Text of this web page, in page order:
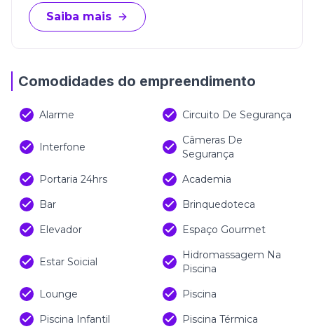
Saiba mais
Comodidades do empreendimento
Alarme Circuito De Segurança
Interfone
Câmeras De
Segurança
Portaria 24hrs
Academia
Bar
Brinquedoteca
Elevador
Espaço Gourmet
Estar Soicial
Hidromassagem Na
Piscina
Lounge
Piscina
Piscina Infantil
Piscina Térmica